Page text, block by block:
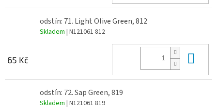
odstín: 71. Light Olive Green, 812
Skladem | N121061 812
65 Kč
odstín: 72. Sap Green, 819
Skladem | N121061 819